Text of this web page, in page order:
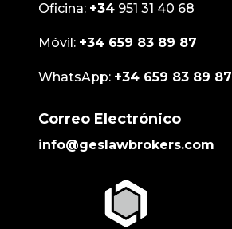
Oficina: +34951 31 40 68
Móvil: +34 659 83 89 87
WhatsApp: +34 659 83 89 87
Correo Electrónico
info@geslawbrokers.com